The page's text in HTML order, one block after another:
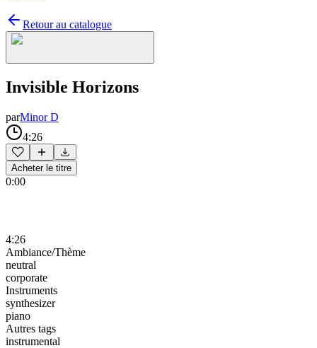
Retour au catalogue
Invisible Horizons
parMinor D
4:26
Acheter le titre
0:00
4:26
Ambiance/Thème
neutral
corporate
Instruments
synthesizer
piano
Autres tags
instrumental